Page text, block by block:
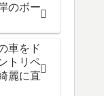
のボー
車をド
トリペ
麗に直